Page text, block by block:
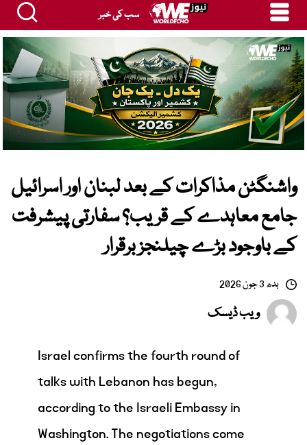
سب کی خبر
واشنگٹن مذاکرات کے بعد لبنان اور اسرائیل
جامع معاہدے کے قریب؟ سفارتی پیشرفت
کے باوجود بڑے چیلنجز برقرار
بدھ 3 جون 2026
ویب ڈیسک
Israel confirms the fourth round of
talks with Lebanon has begun,
according to the Israeli Embassy in
Washington. The negotiations come